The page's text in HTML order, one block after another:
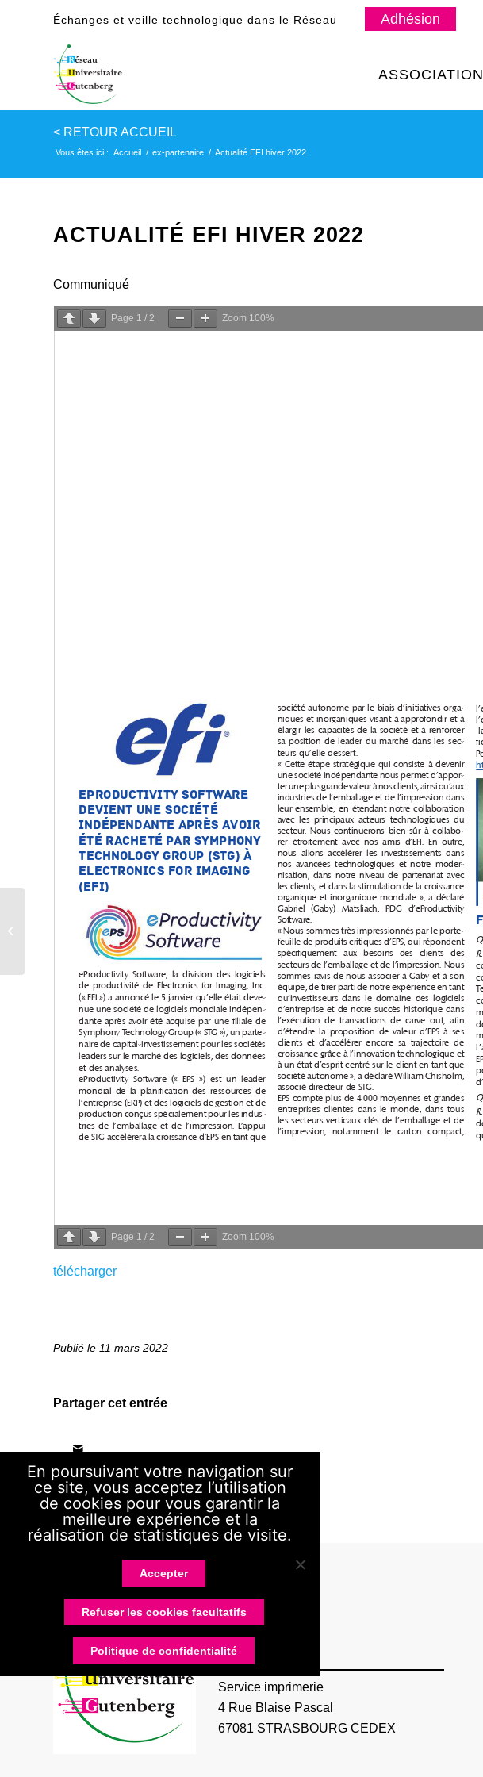
Échanges et veille technologique dans le Réseau Adhésion
ASSOCIATION
Vous êtes ici : Accueil / ex-partenaire / Actualité EFI hiver 2022
ACTUALITÉ EFI HIVER 2022
Communiqué
Page 1 / 2 Zoom 100%
Page 1 / 2 Zoom 100%
télécharger
11 mars 2022
Partager cet entrée
RUG
Service imprimerie
4 Rue Blaise Pascal
67081 STRASBOURG CEDEX
Actualité EFI printemps
En poursuivant votre navigation sur
ce site, vous acceptez l’utilisation
de cookies pour vous garantir la
meilleure expérience et la
réalisation de statistiques de visite.
Accepter
Refuser les cookies facultatifs
Politique de confidentialité